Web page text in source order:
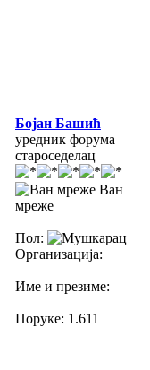
Бојан Башић
уредник форума
староседелац
Ван
мреже
Пол:
Организација:
Име и презиме:
Поруке: 1.611